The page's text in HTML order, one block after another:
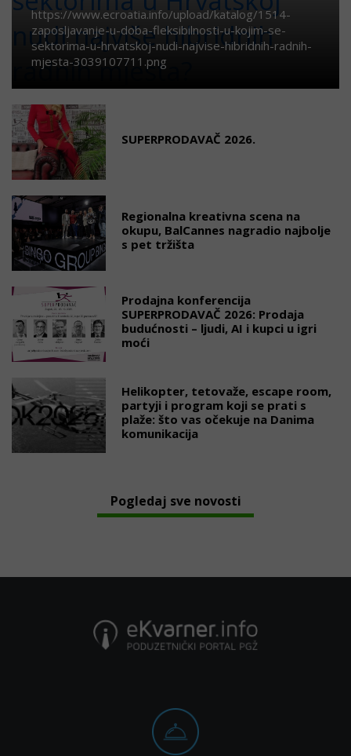
https://www.ecroatia.info/upload/katalog/1514-
zaposljavanje-u-doba-fleksibilnosti-u-kojim-se-
sektorima-u-hrvatskoj-nudi-najvise-hibridnih-radnih-
mjesta-3039107711.png
SUPERPRODAVAČ 2026.
Regionalna kreativna scena na
okupu, BalCannes nagradio najbolje
s pet tržišta
Prodajna konferencija
SUPERPRODAVAČ 2026: Prodaja
budućnosti – ljudi, AI i kupci u igri
moći
Helikopter, tetovaže, escape room,
partyji i program koji se prati s
plaže: što vas očekuje na Danima
komunikacija
Pogledaj sve novosti